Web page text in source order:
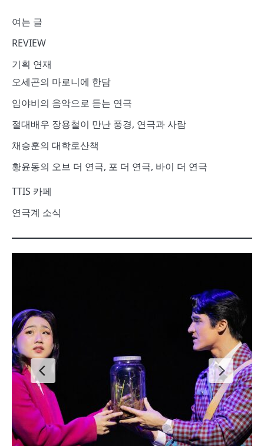
여는 글
REVIEW
기획 연재
오세곤의 마로니에 한담
임야비의 음악으로 듣는 연극
절대배우 장용철이 만난 풍경, 연극과 사람
채승훈의 대학로산책
황윤동의 오브 더 연극, 포 더 연극, 바이 더 연극
TTIS 카페
연극계 소식